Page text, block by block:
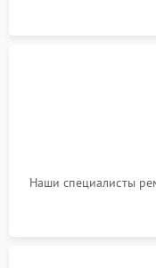
Наши специалисты